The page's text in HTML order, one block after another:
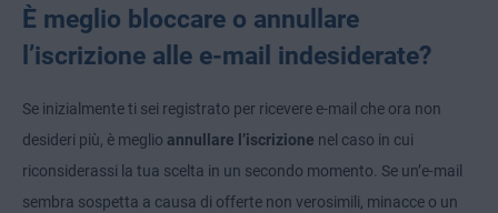
È meglio bloccare o annullare
l’iscrizione alle e-mail indesiderate?
Se inizialmente ti sei registrato per ricevere e-mail che ora non
desideri più, è meglio annullare l’iscrizione nel caso in cui
riconsiderassi la tua scelta in un secondo momento. Se un’e-mail
sembra sospetta a causa di offerte non verosimili, minacce o un